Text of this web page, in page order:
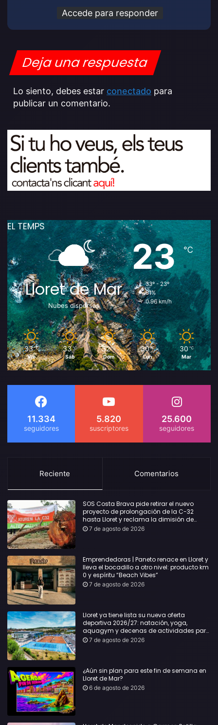
Accede para responder
Deja una respuesta
Lo siento, debes estar conectado para
publicar un comentario.
EL TEMPS
Lloret de Mar
Nubes dispersas
23℃
33º - 23º
81%
0.96 km/h
33 ℃
Vie
33 ℃
Sáb
32 ℃
Dom
30 ℃
Lun
30 ℃
Mar
11.334 5.820 25.600
Reciente Comentarios
SOS Costa Brava pide retirar el nuevo
proyecto de prolongación de la C-32
hasta Lloret y reclama la dimisión de
Sílvia Paneque
7 de agosto de 2026
Emprendedoras | Paneto renace en Lloret y
lleva el bocadillo a otro nivel: producto km
0 y espíritu “Beach Vibes”
7 de agosto de 2026
Lloret ya tiene lista su nueva oferta
deportiva 2026/27: natación, yoga,
aquagym y decenas de actividades para
todas las edades
7 de agosto de 2026
¿Aún sin plan para este fin de semana en
Lloret de Mar?
6 de agosto de 2026